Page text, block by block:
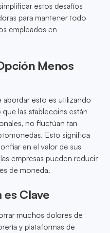
estos desafíos
para mantener todo
empleados en
Menos
abordar esto es utilizando
las stablecoins están
no fluctúan tan
Esto significa
en el valor de sus
empresas pueden reducir
de moneda.
Clave
muchos dolores de
y plataformas de